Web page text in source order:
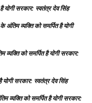
योगी सरकार: स्वतंत्र देव सिंह
अंतिम व्यक्ति को समर्पित है योगी
व्यक्ति को समर्पित है योगी सरकार:
योगी सरकार: स्वतंत्र देव सिंह
व्यक्ति को समर्पित है योगी सरकार: